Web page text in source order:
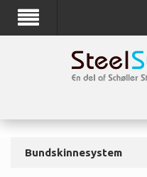
Bundskinnesystem